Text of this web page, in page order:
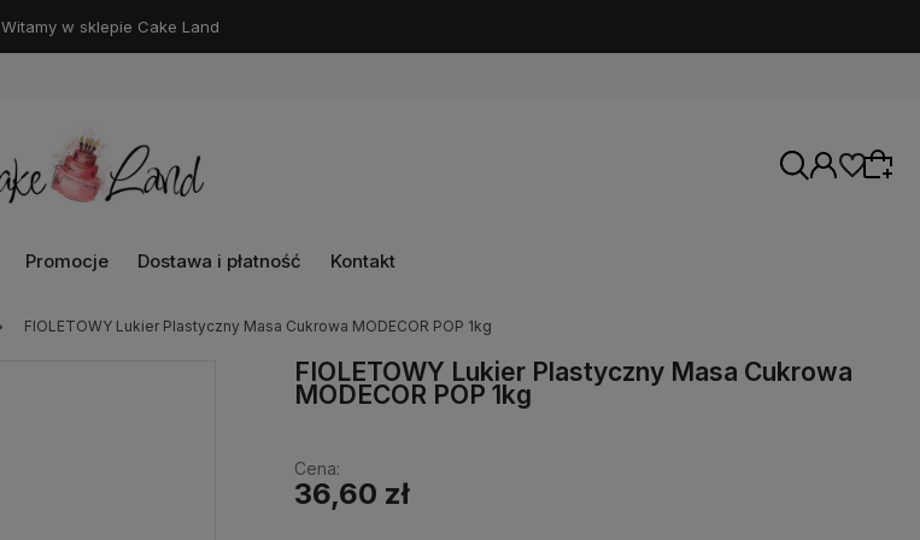
Witamy w sklepie Cake Land
Promocje Dostawa i płatność Kontakt
FIOLETOWY Lukier Plastyczny Masa Cukrowa MODECOR POP 1kg
FIOLETOWY Lukier Plastyczny Masa Cukrowa
MODECOR POP 1kg
Cena:
36,60 zł